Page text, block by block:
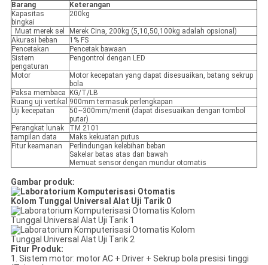
Barang
Keterangan
Kapasitas
bingkai
200kg
Muat merek sel
Merek Cina, 200kg (5,10,50,100kg adalah opsional)
Akurasi beban
1% FS
Pencetakan
Pencetak bawaan
Sistem
pengaturan
Pengontrol dengan LED
Motor
Motor kecepatan yang dapat disesuaikan, batang sekrup
bola
Paksa membaca
KG/T/LB
Ruang uji vertikal 900mm termasuk perlengkapan
Uji kecepatan
50~300mm/menit (dapat disesuaikan dengan tombol
putar)
Perangkat lunak
TM 2101
tampilan data
Maks.kekuatan putus
Fitur keamanan
Perlindungan kelebihan beban
Sakelar batas atas dan bawah
Memuat sensor dengan mundur otomatis
Gambar produk:
Fitur Produk:
1. Sistem motor: motor AC + Driver + Sekrup bola presisi tinggi